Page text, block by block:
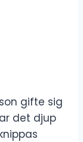
gifte sig
det djup